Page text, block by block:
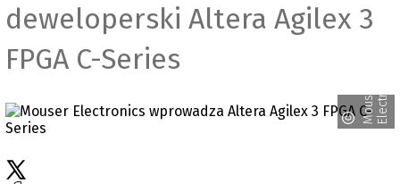
deweloperski Altera Agilex 3
FPGA C-Series
M
o
u
s
e
r
E
l
e
c
t
r
o
n
i
cs